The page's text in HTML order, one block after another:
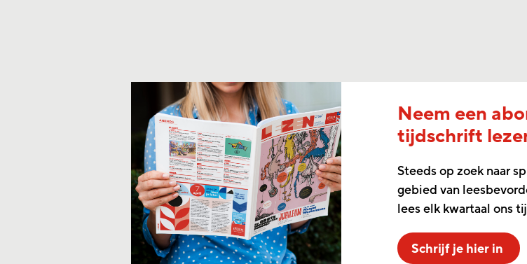
Neem een
tijdschrift
Steeds op zoek naar
gebied van
lees elk kwartaal ons
Schrijf je hier in